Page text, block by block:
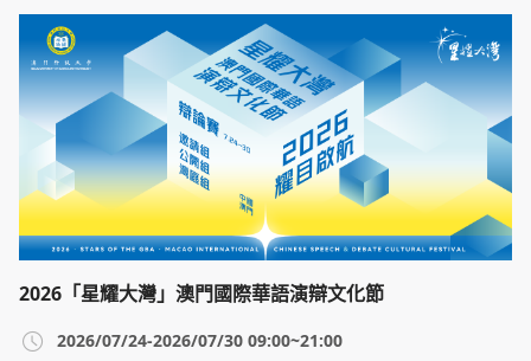
2026「星耀大灣」澳門國際華語演辯文化節
2026/07/24-2026/07/30 09:00~21:00